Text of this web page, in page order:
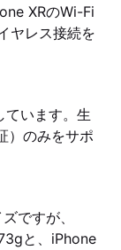
XRのWi-Fi
ヤレス接続を
います。生
）のみをサポ
ですが、
と、iPhone